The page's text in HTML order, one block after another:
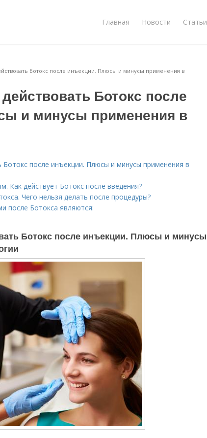
Главная Новости Статьи
Ботокс после инъекции. Плюсы и минусы применения в
Ботокс после
и минусы применения в
Ботокс после инъекции. Плюсы и минусы применения в
Как действует Ботокс после введения?
Чего нельзя делать после процедуры?
после Ботокса являются:
Ботокс после инъекции. Плюсы и минусы